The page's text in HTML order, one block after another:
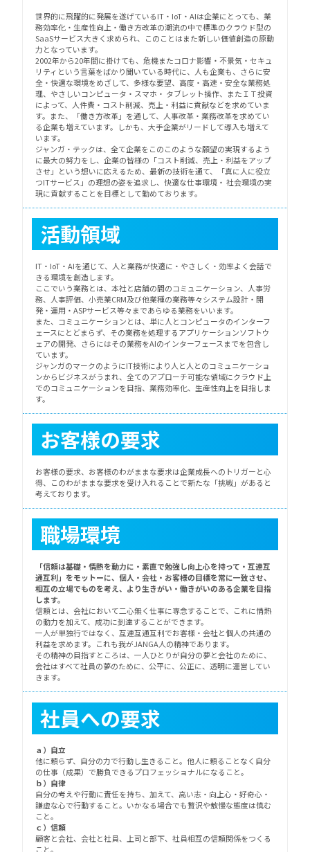
世界的に飛躍的に発展を遂げているIT・IoT・AIは企業にとっても、業
務効率化・生産性向上・働き方改革の潮流の中で標準のクラウド型の
SaaSサービス大きく求められ、このことはまた新しい価値創造の原動
力となっています。
2002年から20年間に掛けても、危機またコロナ影響・不景気・セキュ
リティという言葉をばかり聞いている時代に、人も企業も、さらに安
全・快適な環境をめざして、多様な要望、高度・高速・安全な業務処
理、やさしいコンピュータ・スマホ・ タブレット操作、またＩＴ投資
によって、人件費・コスト削減、売上・利益に貢献などを求めていま
す。また、「働き方改革」を通して、人事改革・業務改革を求めてい
る企業も増えています。しかも、大手企業がリードして導入も増えて
います。
ジャンガ・テックは、全て企業をこのこのような願望の実現するよう
に最大の努力をし、企業の皆様の「コスト削減、売上・利益をアップ
させ」という想いに応えるため、最新の技術を通て、「真に人に役立
つITサービス」の理想の姿を追求し、快適な仕事環境・ 社会環境の実
現に貢献することを目標として勤めております。
活動領域
IT・IoT・AIを通じて、人と業務が快適に・やさしく・効率よく会話で
きる環境を創造します。
ここでいう業務とは、本社と店舗の間のコミュニケーション、人事労
務、人事評価、小売業CRM及び他業種の業務等々システム設計・開
発・運用・ASPサービス等々まであらゆる業務をいいます。
また、コミュニケーションとは、単に人とコンピュータのインターフ
ェースにとどまらず、その業務を処理するアプリケーションソフトウ
ェアの開発、さらにはその業務をAIのインターフェースまでを包含し
ています。
ジャンガのマークのようにIT技術により人と人とのコミュニケーショ
ンからビジネスがうまれ、全てのアプローチ可能な領域にクラウド上
でのコミュニケーションを目指、業務効率化、生産性向上を目指しま
す。
お客様の要求
お客様の要求、お客様のわがままな要求は企業成長へのトリガーと心
得、このわがままな要求を受け入れることで新たな「挑戦」があると
考えております。
職場環境
「信頼は基礎・情熱を動力に・素直で勉強し向上心を持って・互連互
通互利」をモットーに、個人・会社・お客様の目標を常に一致させ、
相互の立場でものを考え、より生きがい・働きがいのある企業を目指
します。
信頼とは、会社において二心無く仕事に専念することで、これに情熱
の動力を加えて、成功に到達することができます。
一人が単独行ではなく、互連互通互利でお客様・会社と個人の共通の
利益を求めます。これも我がJANGA人の精神であります。
その精神の目指すところは、一人ひとりが自分の夢と会社のために、
会社はすべて社員の夢のために、公平に、公正に、透明に運営してい
きます。
社員への要求
ａ）自立
他に頼らず、自分の力で行動し生きること。他人に頼ることなく自分
の仕事（成果）で勝負できるプロフェッショナルになること。
ｂ）自律
自分の考えや行動に責任を持ち、加えて、高い志・向上心・好奇心・
謙虚な心で行動すること。いかなる場合でも贅沢や敖慢な態度は慎む
こと。
ｃ）信頼
顧客と会社、会社と社員、上司と部下、社員相互の信頼関係をつくる
こと。